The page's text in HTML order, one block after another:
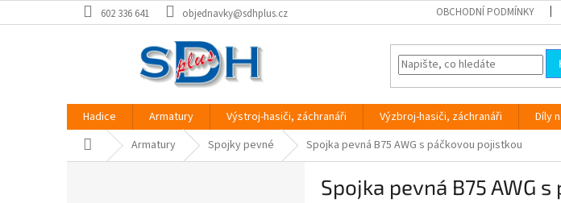
na
602 336 641 objednavky@sdhplus.cz OBCHODNÍ PODMÍNKY
Hadice Armatury Výstroj-hasiči, záchranáři Výzbroj-hasiči, záchranáři Díly
Domů Armatury Spojky pevné Spojka pevná B75 AWG s páčkovou pojistkou
Spojka pevná B75 AWG